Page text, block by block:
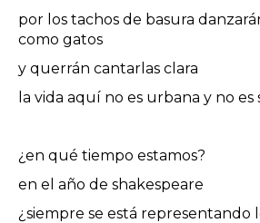
por los tachos de basura
como gatos
y querrán cantarlas clara
la vida aquí no es urbana y no es
¿en qué tiempo estamos?
en el año de shakespeare
¿siempre se está representando